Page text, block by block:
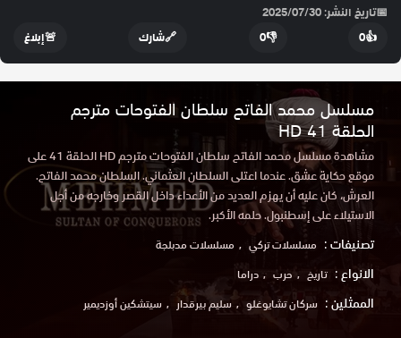
📅تاريخ النشر: 2025/07/30
👍
0
👎
0
🔗شارك 🚨إبلاغ
مسلسل محمد الفاتح سلطان الفتوحات مترجم
الحلقة 41 HD
مشاهدة مسلسل محمد الفاتح سلطان الفتوحات مترجم HD الحلقة 41 على
موقع حكاية عشق. عندما اعتلى السلطان العثماني. السلطان محمد الفاتح.
العرش، كان عليه أن يهزم العديد من الأعداء داخل القصر وخارجه من أجل
الاستيلاء على إسطنبول. حلمه الأكبر.
تصنيفات : مسلسلات تركي مسلسلات مدبلجة
الانواع : تاريخ حرب دراما
الممثلين : سركان تشايوغلو سليم بيرقدار سيتشكين أوزديمير